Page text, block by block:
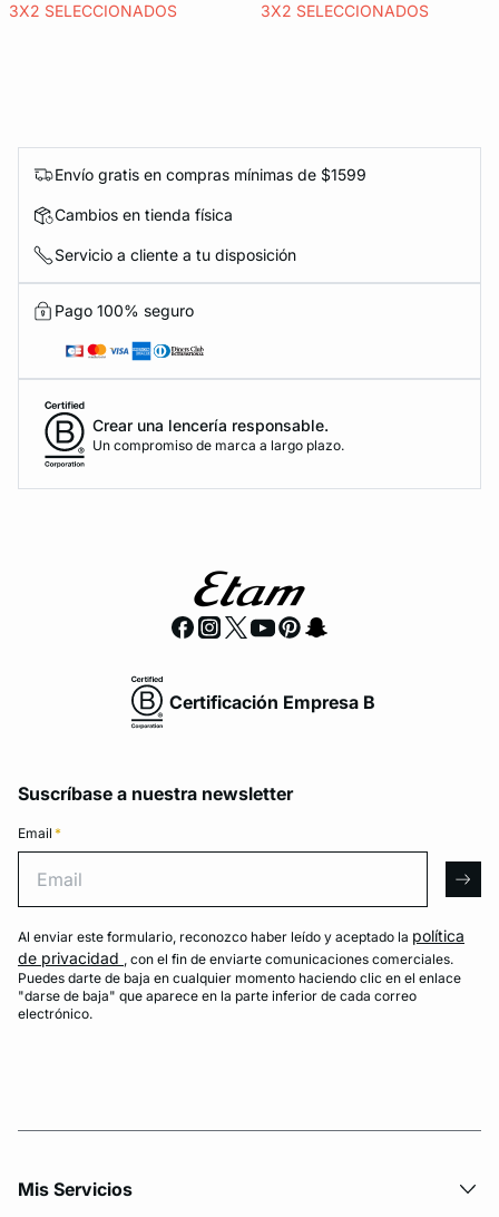
3X2 SELECCIONADOS 3X2 SELECCIONADOS
Envío gratis en compras mínimas de $1599
Cambios en tienda física
Servicio a cliente a tu disposición
Pago 100% seguro
Crear una lencería responsable.
Un compromiso de marca a largo plazo.
Certificación Empresa B
Suscríbase a nuestra newsletter
Email *
Al enviar este formulario, reconozco haber leído y aceptado la política
de privacidad , con el fin de enviarte comunicaciones comerciales.
Puedes darte de baja en cualquier momento haciendo clic en el enlace
"darse de baja" que aparece en la parte inferior de cada correo
electrónico.
Mis Servicios